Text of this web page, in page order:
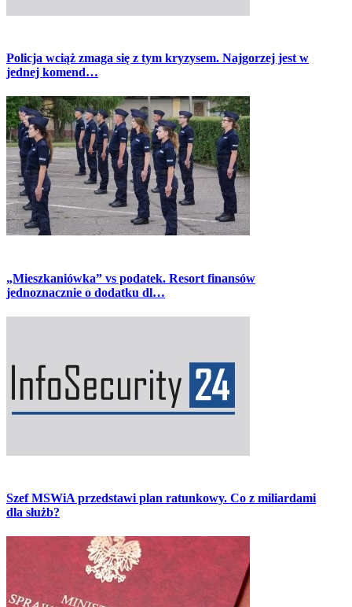
Policja wciąż zmaga się z tym kryzysem. Najgorzej jest w
jednej komend…
„Mieszkaniówka” vs podatek. Resort finansów
jednoznacznie o dodatku dl…
Szef MSWiA przedstawi plan ratunkowy. Co z miliardami
dla służb?